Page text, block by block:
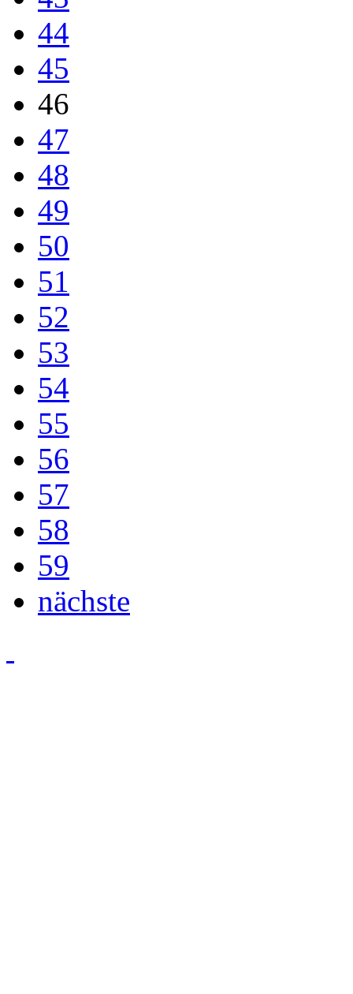
44
45
46
47
48
49
50
51
52
53
54
55
56
57
58
59
nächste